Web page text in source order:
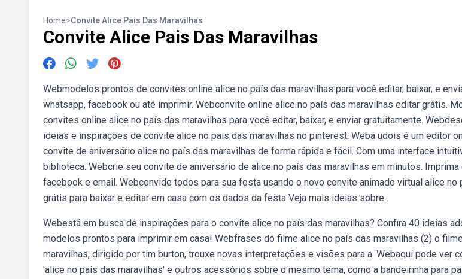
Home>Convite Alice Pais Das Maravilhas
Convite Alice Pais Das Maravilhas
Webmodelos prontos de convites online alice no país das maravilhas para você editar, baixar, e
whatsapp, facebook ou até imprimir. Webconvite online alice no país das maravilhas editar grátis.
convites online alice no país das maravilhas para você editar, baixar, e enviar gratuitamente.
ideias e inspirações de convite alice no pais das maravilhas no pinterest. Weba udois é um editor
convite de aniversário alice no país das maravilhas de forma rápida e fácil. Com uma interface
biblioteca. Webcrie seu convite de aniversário de alice no país das maravilhas em minutos.
facebook e email. Webconvide todos para sua festa usando o novo convite animado virtual alice no
grátis para baixar e editar em casa com os dados da festa Veja mais ideias sobre.
Webestá em busca de inspirações para o convite alice no país das maravilhas? Confira 40 ideias
modelos prontos para imprimir em casa! Webfrases do filme alice no país das maravilhas (2) o
maravilhas, dirigido por tim burton, trouxe novas interpretações e visões para a. Webaqui pode ver
'alice no país das maravilhas' e outros acessórios sobre o mesmo tema, como a bandeirinha para